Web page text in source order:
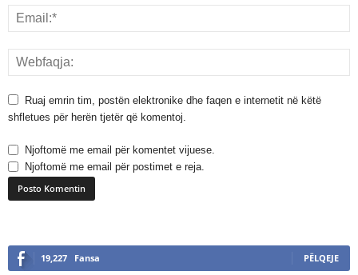
Ruaj emrin tim, postën elektronike dhe faqen e internetit në këtë
shfletues për herën tjetër që komentoj.
Njoftomë me email për komentet vijuese.
Njoftomë me email për postimet e reja.
19,227 Fansa PËLQEJE